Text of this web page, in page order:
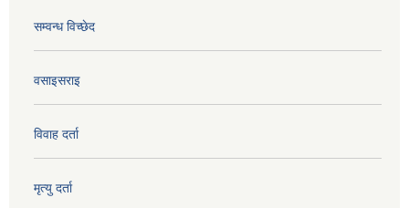
सम्वन्ध विच्छेद
वसाइसराइ
विवाह दर्ता
मृत्यु दर्ता